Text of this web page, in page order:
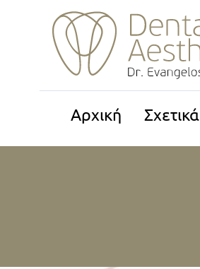
Αρχική Σχετικά